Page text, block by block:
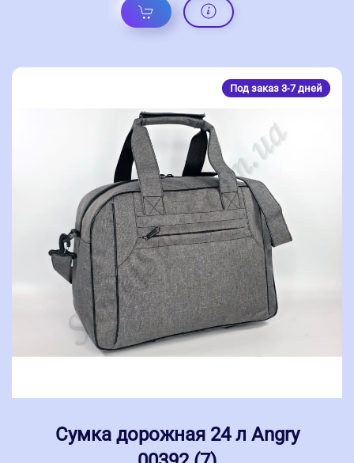
Под заказ 3-7 дней
Сумка дорожная 24 л Angry